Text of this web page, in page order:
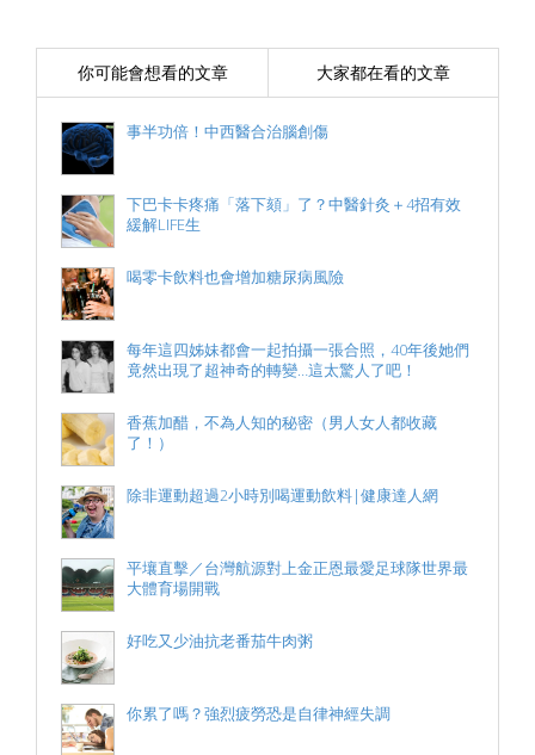
你可能會想看的文章 大家都在看的文章
事半功倍！中西醫合治腦創傷
下巴卡卡疼痛「落下頦」了？中醫針灸＋4招有效
緩解LIFE生
喝零卡飲料也會增加糖尿病風險
每年這四姊妹都會一起拍攝一張合照，40年後她們
竟然出現了超神奇的轉變…這太驚人了吧！
香蕉加醋，不為人知的秘密（男人女人都收藏
了！）
除非運動超過2小時別喝運動飲料|健康達人網
平壤直擊／台灣航源對上金正恩最愛足球隊世界最
大體育場開戰
好吃又少油抗老番茄牛肉粥
你累了嗎？強烈疲勞恐是自律神經失調